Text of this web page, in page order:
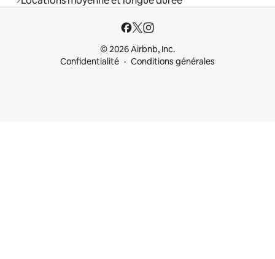
© 2026 Airbnb, Inc.
Confidentialité
Conditions générales